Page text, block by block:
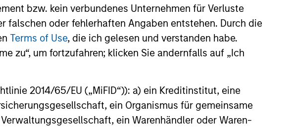
bzw. kein verbundenes Unternehmen für Verluste
oder fehlerhaften Angaben entstehen. Durch die
Terms of Use, die ich gelesen und verstanden habe.
zu“, um fortzufahren; klicken Sie andernfalls auf „Ich
2014/65/EU („MiFID“)): a) ein Kreditinstitut, eine
ein Organismus für gemeinsame
ein Warenhändler oder Waren-
möglich, dass Anleger das ursprünglich investierte Kapital nicht in
sind nicht annualisiert. Die Performance von anderen Anteilsklassen
den Kosten und Gebühren des Fonds auseinander, bevor Sie eine
zu einer unverhältnismäßig großen Bewegung, sowohl im negativen als
Investment Management Funds-Reihe. Bitte beachten Sie, dass nicht alle
sind, in denen die Weitergabe bzw. Verfügbarkeit des Materials den